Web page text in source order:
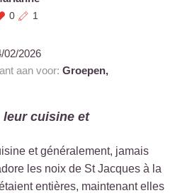
0 1
02/2026
aan voor: Groepen,
cuisine et
et généralement, jamais
les noix de St Jacques à la
entières, maintenant elles